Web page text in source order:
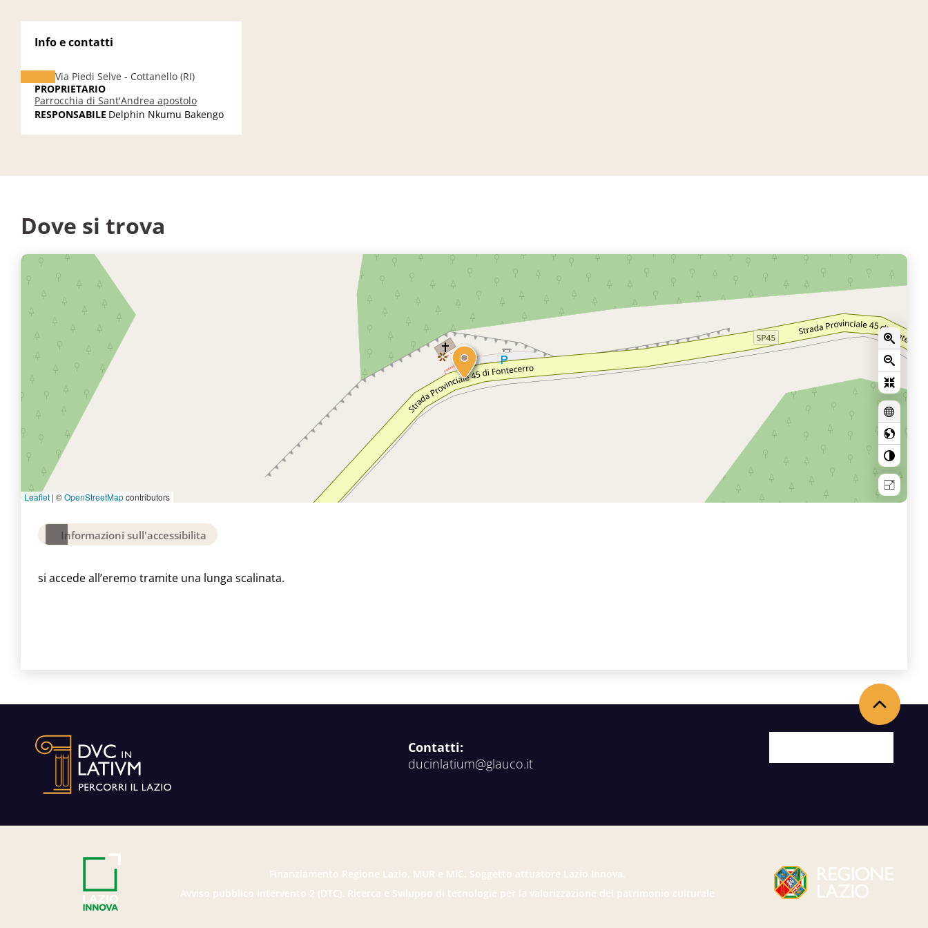
Info e contatti
Via Piedi Selve - Cottanello (RI)
PROPRIETARIO
Parrocchia di Sant'Andrea apostolo
RESPONSABILE Delphin Nkumu Bakengo
Dove si trova
Leaflet | ©OpenStreetMapcontributors
Informazioni sull'accessibilita
si accede all’eremo tramite una lunga scalinata.
Contatti:
ducinlatium@glauco.it
Finanziamento Regione Lazio, MUR e MiC. Soggetto attuatore Lazio Innova.
Avviso pubblico intervento 2 (DTC). Ricerca e Sviluppo di tecnologie per la valorizzazione del patrimonio culturale
Back to the top